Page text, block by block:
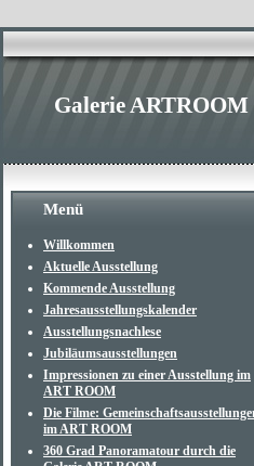
Galerie ARTROOM
Menü
Willkommen
Aktuelle Ausstellung
Kommende Ausstellung
Jahresausstellungskalender
Ausstellungsnachlese
Jubiläumsausstellungen
Impressionen zu einer Ausstellung im
ART ROOM
Die Filme:
im ART ROOM
360 Grad Panoramatour durch die